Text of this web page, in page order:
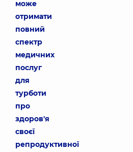
може
отримати
повний
спектр
медичних
послуг
для
турботи
про
здоров'я
своєї
репродуктивної